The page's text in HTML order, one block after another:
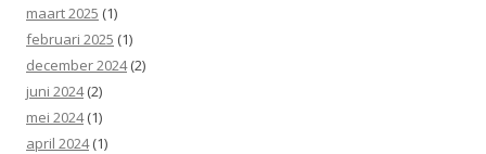
maart 2025 (1)
februari 2025 (1)
december 2024(2)
juni 2024(2)
mei 2024(1)
april 2024(1)